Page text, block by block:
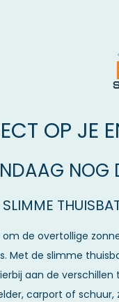
OP JE
NOG
SLIMME
de overtollige
Met de slimme
aan de
carport of